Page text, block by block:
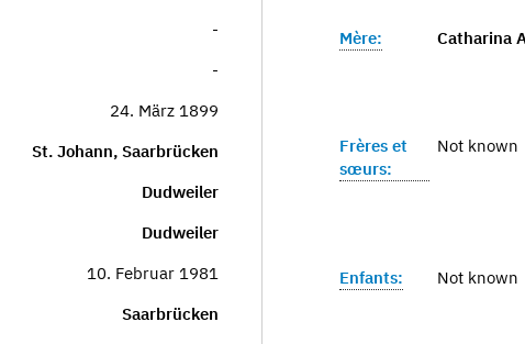
-
-
24. März 1899
St. Johann, Saarbrücken
Dudweiler
Dudweiler
10. Februar 1981
Saarbrücken
Mère: Catharina
Frères et
sœurs:
Not known
Enfants: Not known